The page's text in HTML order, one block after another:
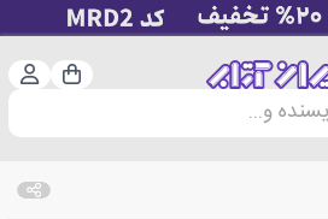
سبد
و...